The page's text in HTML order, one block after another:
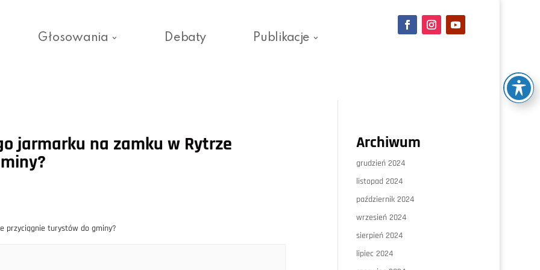
Głosowania Debaty Publikacje
jarmarku na zamku w Rytrze
przyciągnie turystów do gminy?
Archiwum
grudzień 2024
listopad 2024
październik 2024
wrzesień 2024
sierpień 2024
lipiec 2024